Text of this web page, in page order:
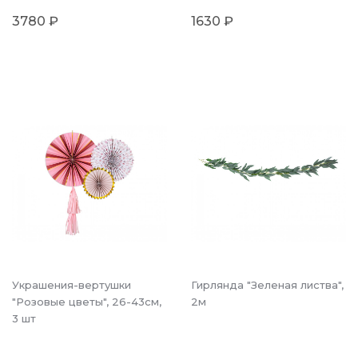
3780 ₽ 1630 ₽
Украшения-вертушки
"Розовые цветы", 26-43см,
3 шт
Гирлянда "Зеленая листва",
2м